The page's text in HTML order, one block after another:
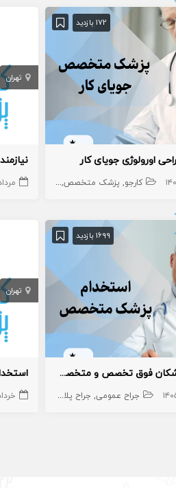
172 بازدید
اورولوژی جویای کار
کارجو پزشک متخصص جراح اورولوژی
تهران
مرداد ۱۲,
1699 بازدید
استخدام پزشکان فوق تخصص و متخصص در درمانگاه واقع در اسلامشهر
جراح عمومی جراح پلاستیک و ترمیمی
تهران
خرداد ۲,